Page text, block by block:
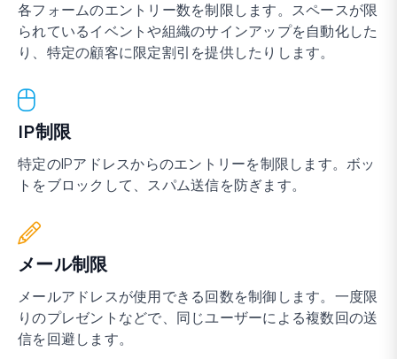
各フォームのエントリー数を制限します。スペースが限
られているイベントや組織のサインアップを自動化した
り、特定の顧客に限定割引を提供したりします。
IP制限
特定のIPアドレスからのエントリーを制限します。ボッ
トをブロックして、スパム送信を防ぎます。
メール制限
メールアドレスが使用できる回数を制御します。一度限
りのプレゼントなどで、同じユーザーによる複数回の送
信を回避します。